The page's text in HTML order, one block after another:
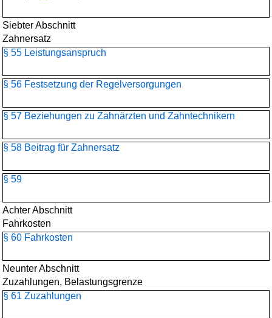
Siebter Abschnitt
Zahnersatz
§ 55 Leistungsanspruch
§ 56 Festsetzung der Regelversorgungen
§ 57 Beziehungen zu Zahnärzten und Zahntechnikern
§ 58 Beitrag für Zahnersatz
§ 59
Achter Abschnitt
Fahrkosten
§ 60 Fahrkosten
Neunter Abschnitt
Zuzahlungen, Belastungsgrenze
§ 61 Zuzahlungen